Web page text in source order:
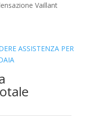
Vaillant
ASSISTENZA PER